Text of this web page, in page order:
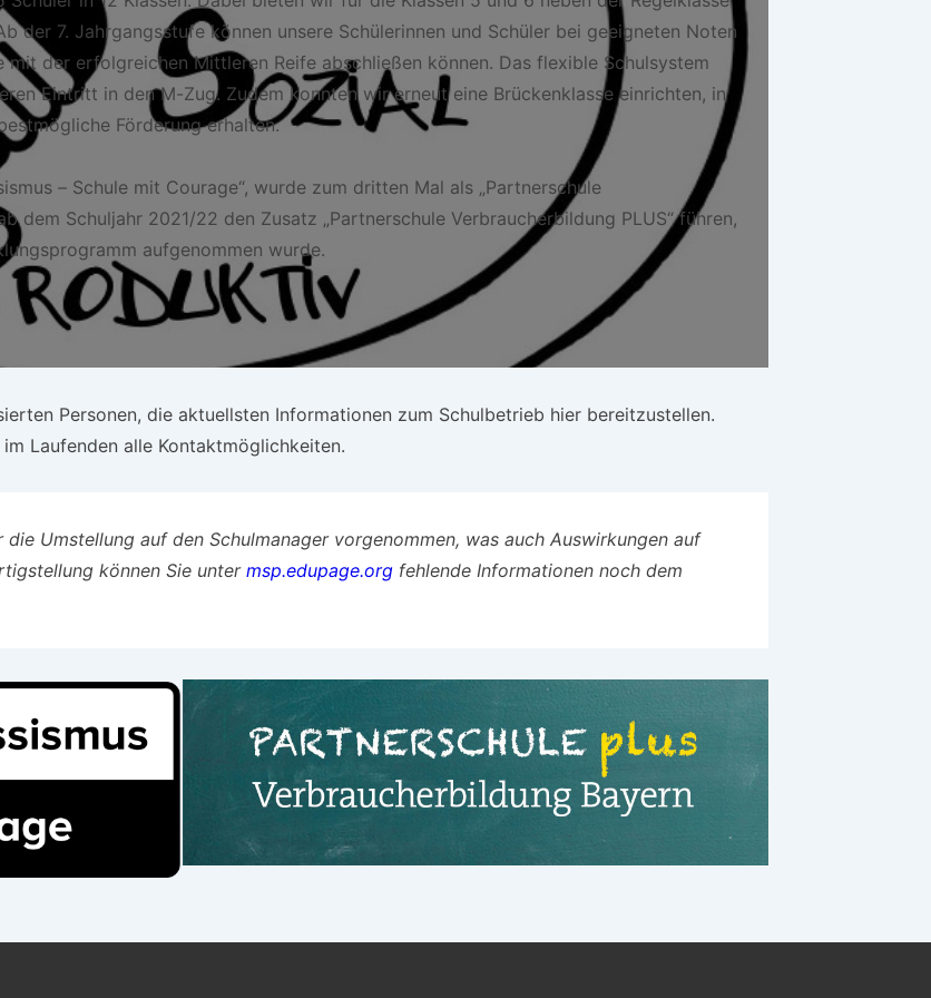
der 7. Jahrgangsstufe können unsere Schülerinnen und Schüler bei geeigneten Noten
mit der erfolgreichen Mittleren Reife abschließen können. Das flexible Schulsystem
Eintritt in den M-Zug. Zudem konnten wir erneut eine Brückenklasse einrichten, in
Förderung erhalten.
– Schule mit Courage“, wurde zum dritten Mal als „Partnerschule
dem Schuljahr 2021/22 den Zusatz „Partnerschule Verbraucherbildung PLUS“ führen,
aufgenommen wurde.
Personen, die aktuellsten Informationen zum Schulbetrieb hier bereitzustellen.
Laufenden alle Kontaktmöglichkeiten.
Umstellung auf den Schulmanager vorgenommen, was auch Auswirkungen auf
können Sie untermsp.edupage.org fehlende Informationen noch dem